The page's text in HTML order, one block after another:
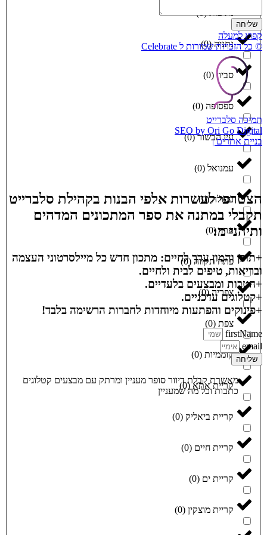
נתיבות(
0
)
נתניה(
0
)
סביון(
0
)
ספסופה (
0
)
עין הבשור(
0
)
עמנואל (
0
)
עפולה(
0
)
ערד(
0
)
פתח תקווה (
0
)
צפריה(
0
)
צפת (
0
)
קוממיות (
0
)
קריית אתא(
0
)
קריית ביאליק (
0
)
קריית חיים (
0
)
קריית ים (
0
)
קריית מוצקין (
0
)
שליחה
קפוץ למעלה
© כל הזכויות שמורות ל Celebrate
תמיכה סלברייט
SEO by Ori Go Digital
בניית אתרים |
הצטרפי לעשרות אלפי הבנות בקהילת סלברייט
תקבלי במתנה את ספר המתכונים המדהים
ותיהני מ:
+תוכן והמון ערך לחיים: מתכון חדש כל מיילסרטוני העצמה
ובריאות, טיפים לבית ולחיים.
+הטבות ומבצעים בלעדיים.
+קטלוגים עדכניים.
+פינוקים והפתעות מיוחדות לחברות הרשימה בלבד!
firstName
email
שליחה
מאשרת קבלת דיוור סופר מעניין ומרתק עם מבצעים קטלוגים
כתבות וכל מה שמעניין